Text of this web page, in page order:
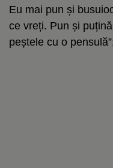
Eu mai pun și
ce vreți. Pun și
peștele cu o